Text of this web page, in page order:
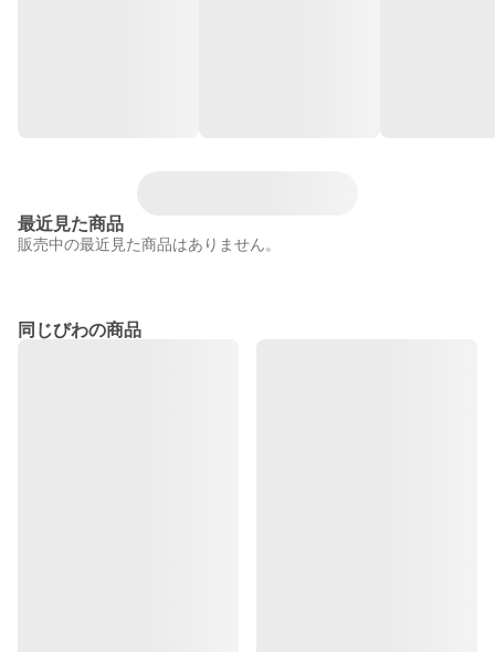
最近見た商品
販売中の最近見た商品はありません。
同じびわの商品